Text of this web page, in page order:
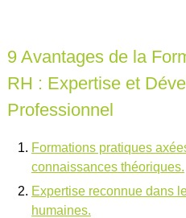
9 Avantages de la
RH : Expertise et
Professionnel
Formations pratiques
connaissances théoriques.
Expertise reconnue dans
humaines.